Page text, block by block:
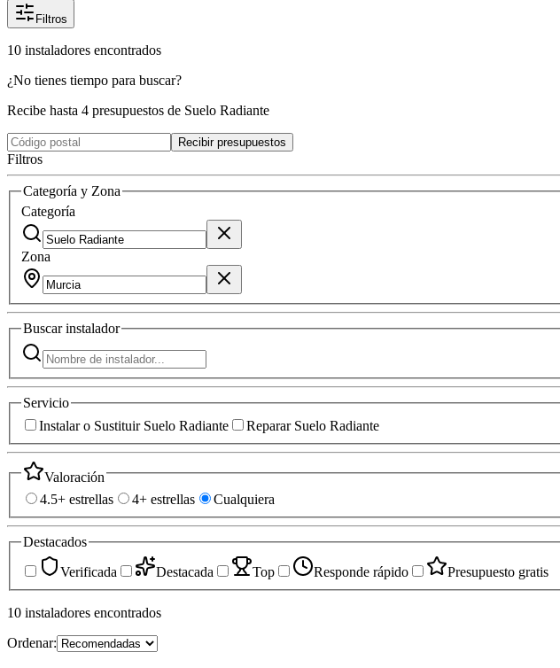
Filtros
10 instaladores encontrados
¿No tienes tiempo para buscar?
Recibe hasta 4 presupuestos de Suelo Radiante
Recibir presupuestos
Filtros
Categoría y Zona
Categoría
Zona
Buscarinstalador
Servicio
Instalar o Sustituir Suelo Radiante
Reparar Suelo Radiante
Valoración
4.5+ estrellas
4+ estrellas Cualquiera
Destacados
Verificada
Destacada Top Responde rápido Presupuesto gratis
10 instaladores encontrados
Ordenar: